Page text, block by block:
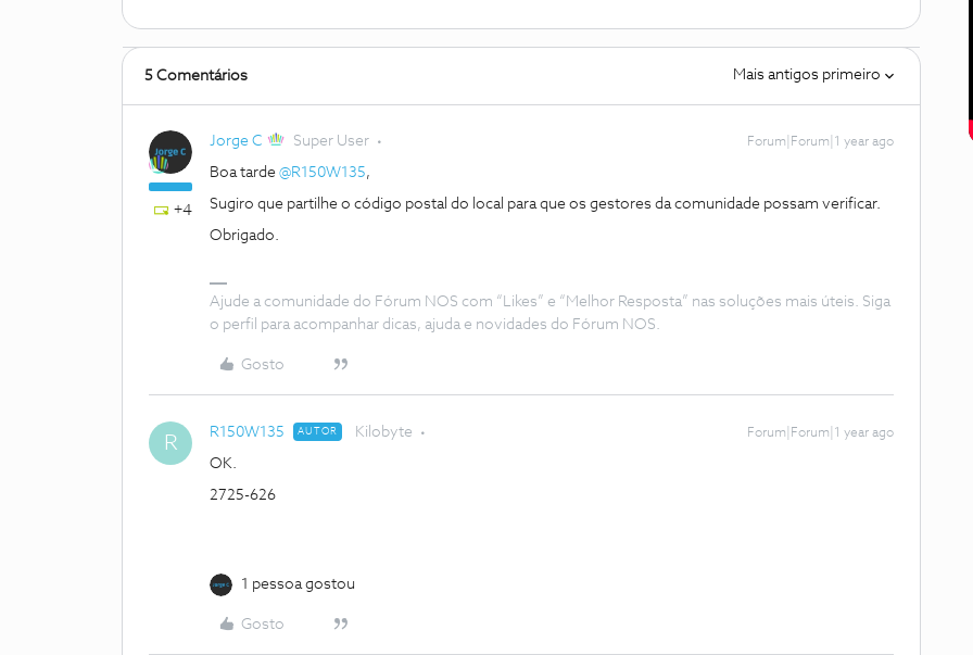
5 Comentários Mais antigos primeiro
+4
Jorge C Super User Forum|Forum|1 year ago
Boa tarde @R150W135,
Sugiro que partilhe o código postal do local para que os gestores da comunidade possam verificar.
Obrigado.
Ajude a comunidade do Fórum NOS com “Likes” e “Melhor Resposta” nas soluções mais úteis. Siga
o perfil para acompanhar dicas, ajuda e novidades do Fórum NOS.
Gosto
R R150W135 AUTOR Kilobyte Forum|Forum|1 year ago
OK.
2725-626
1 pessoa gostou
Gosto